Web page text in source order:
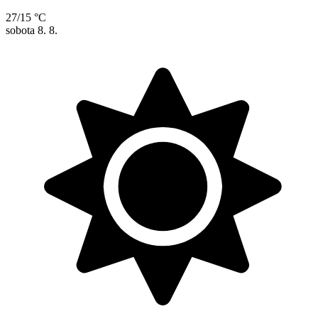
27/15 °C
sobota 8. 8.